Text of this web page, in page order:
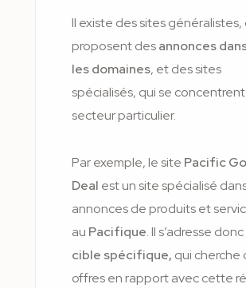
Il existe des sites généralistes,
proposent desannonces
les domaines, et des sites
spécialisés, qui se concentrent
secteur particulier.
Par exemple, le site Pacific
Deal est un site spécialisé
annonces de produits et
au Pacifique. Il s’adresse
cible spécifique, qui cherche
offres en rapport avec cette